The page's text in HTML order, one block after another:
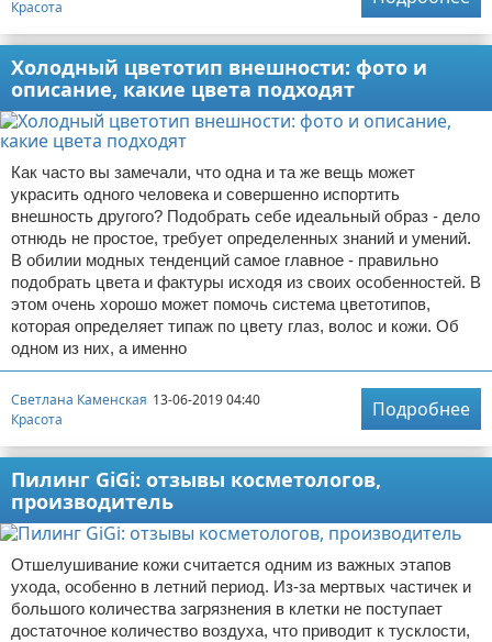
Красота
Холодный цветотип внешности: фото и
описание, какие цвета подходят
Как часто вы замечали, что одна и та же вещь может
украсить одного человека и совершенно испортить
внешность другого? Подобрать себе идеальный образ - дело
отнюдь не простое, требует определенных знаний и умений.
В обилии модных тенденций самое главное - правильно
подобрать цвета и фактуры исходя из своих особенностей. В
этом очень хорошо может помочь система цветотипов,
которая определяет типаж по цвету глаз, волос и кожи. Об
одном из них, а именно
Светлана Каменская 13-06-2019 04:40
Красота
Подробнее
Пилинг GiGi: отзывы косметологов,
производитель
Отшелушивание кожи считается одним из важных этапов
ухода, особенно в летний период. Из-за мертвых частичек и
большого количества загрязнения в клетки не поступает
достаточное количество воздуха, что приводит к тусклости,